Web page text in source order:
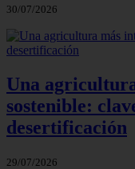
30/07/2026
Una
sostenible:
desertificación
29/07/2026